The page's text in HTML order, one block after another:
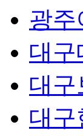
광주
대구
대구
대구